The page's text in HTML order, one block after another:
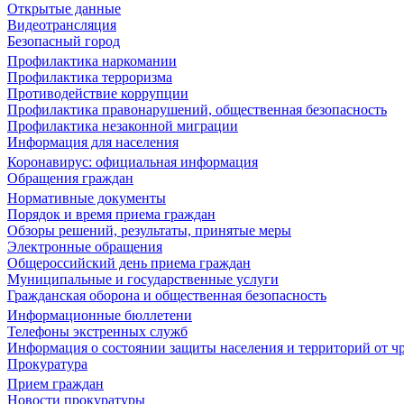
Открытые данные
Видеотрансляция
Безопасный город
Профилактика наркомании
Профилактика терроризма
Противодействие коррупции
Профилактика правонарушений, общественная безопасность
Профилактика незаконной миграции
Информация для населения
Коронавирус: официальная информация
Обращения граждан
Нормативные документы
Порядок и время приема граждан
Обзоры решений, результаты, принятые меры
Электронные обращения
Общероссийский день приема граждан
Муниципальные и государственные услуги
Гражданская оборона и общественная безопасность
Информационные бюллетени
Телефоны экстренных служб
Информация о состоянии защиты населения и территорий от
Прокуратура
Прием граждан
Новости прокуратуры